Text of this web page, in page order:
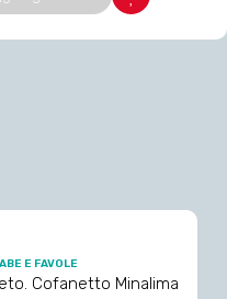
E FAVOLE
Cofanetto Minalima